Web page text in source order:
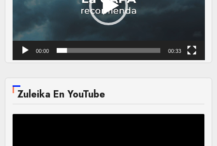
00:00 00:33
Zuleika En YouTube